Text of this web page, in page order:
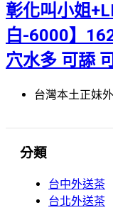
彰化叫小姐
白-6000】
穴水多 可舔
台灣本土正妹
分類
台中外送茶
台北外送茶